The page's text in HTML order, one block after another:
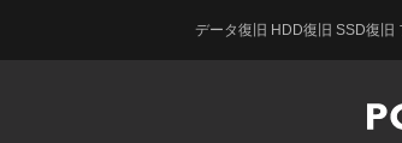
データ復旧 HDD復旧 SSD復旧